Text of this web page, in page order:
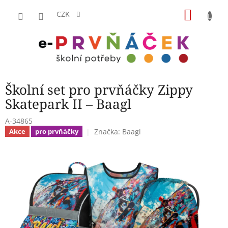
CZK
Školní set pro prvňáčky Zippy
Skatepark II – Baagl
A-34865
Akce pro prvňáčky Značka: Baagl